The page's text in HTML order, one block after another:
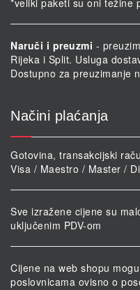
*veliki paketi su oni težine
Naruči i preuzmi -
Rijeka i Split. Usluga
Dostupno za preuzimanje
Načini plaćanja
Gotovina, transakcijski
Visa / Maestro / Master /
Sve izražene cijene su
uključenim PDV-om
Cijene na web shopu
poslovnicama ovisno o